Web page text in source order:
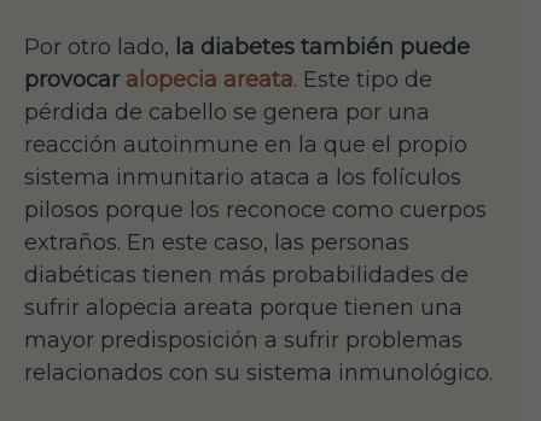
Por otro lado, la diabetes también puede
provocar alopecia areata. Este tipo de
pérdida de cabello se genera por una
reacción autoinmune en la que el propio
sistema inmunitario ataca a los folículos
pilosos porque los reconoce como cuerpos
extraños. En este caso, las personas
diabéticas tienen más probabilidades de
sufrir alopecia areata porque tienen una
mayor predisposición a sufrir problemas
relacionados con su sistema inmunológico.